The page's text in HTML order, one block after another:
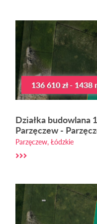
136 610 zł - 1438
Działka budowlana
Parzęczew -
Parzęczew, Łódzkie